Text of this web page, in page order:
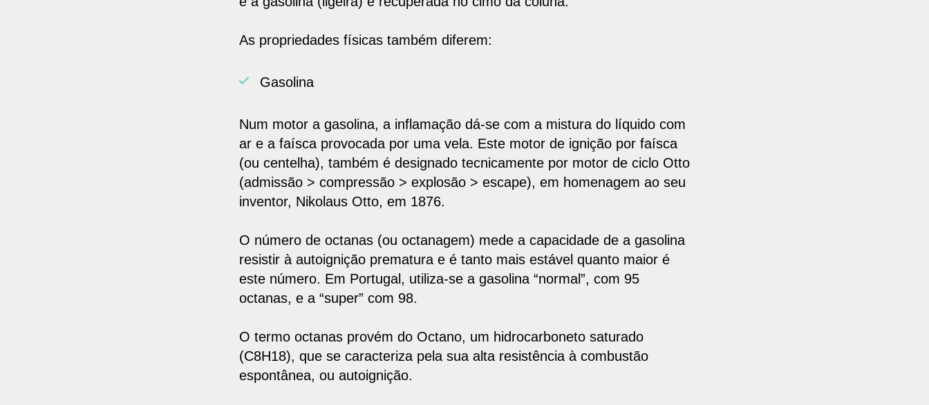
As propriedades físicas também diferem:
Gasolina
Num motor a gasolina, a inflamação dá-se com a mistura do líquido com
ar e a faísca provocada por uma vela. Este motor de ignição por faísca
(ou centelha), também é designado tecnicamente por motor de ciclo Otto
(admissão > compressão > explosão > escape), em homenagem ao seu
inventor, Nikolaus Otto, em 1876.
O número de octanas (ou octanagem) mede a capacidade de a gasolina
resistir à autoignição prematura e é tanto mais estável quanto maior é
este número. Em Portugal, utiliza-se a gasolina “normal”, com 95
octanas, e a “super” com 98.
O termo octanas provém do Octano, um hidrocarboneto saturado
(C8H18), que se caracteriza pela sua alta resistência à combustão
espontânea, ou autoignição.